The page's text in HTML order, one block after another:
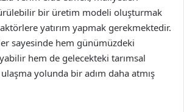
bir üretim modeli oluşturmak
yatırım yapmak gerekmektedir.
sayesinde hem günümüzdeki
hem de gelecekteki tarımsal
yolunda bir adım daha atmış